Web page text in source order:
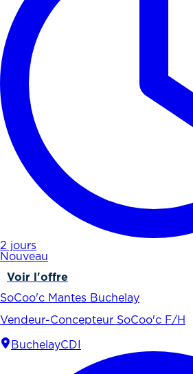
2 jours
Nouveau
Voir l'offre
SoCoo'c Mantes Buchelay
Vendeur-Concepteur SoCoo'c F/H
BuchelayCDI